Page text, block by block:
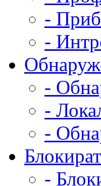
-
-
-
-
-
-